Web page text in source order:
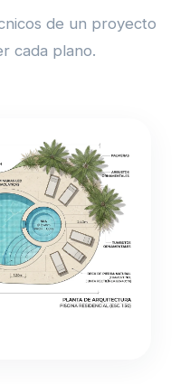
de un proyecto
cada plano.